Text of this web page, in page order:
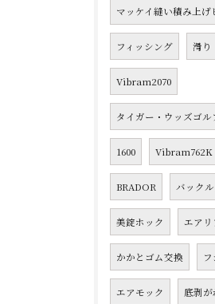
マッケイ縫い積み上げ
フィッシング 滑り
Vibram2070
タイガー・ウッズゴル
1600 Vibram762K
BRADOR バック
美錠ホック エアリ
かかとゴム交換
エアモック 底剥